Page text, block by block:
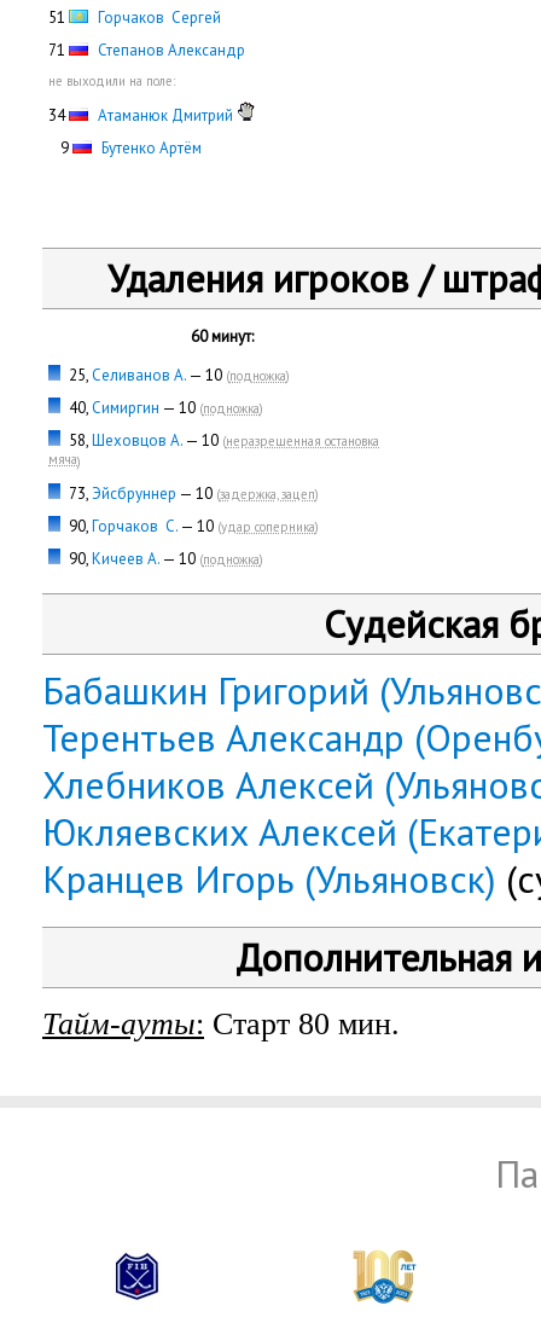
51
Горчаков Сергей
71
Степанов Александр
не выходили на поле:
34
Атаманюк Дмитрий
9 Бутенко Артём
Удаления игроков /
60 минут:
25,Селиванов А. — 10 (подножка)
40,Симиргин — 10 (подножка)
58,Шеховцов А. — 10 (неразрешенная остановка
мяча)
73,Эйсбруннер — 10 (задержка, зацеп)
90,Горчаков С. — 10 (удар соперника)
90,Кичеев А. — 10 (подножка)
Судейская
Бабашкин Григорий
Терентьев Александр
Хлебников Алексей
Юкляевских Алексей
Кранцев Игорь (Ульяновск)
Дополнительная
Тайм-ауты: Старт 80 мин.